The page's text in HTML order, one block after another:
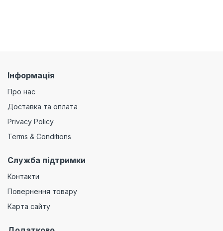
Інформація
Про нас
Доставка та оплата
Privacy Policy
Terms & Conditions
Служба підтримки
Контакти
Повернення товару
Карта сайту